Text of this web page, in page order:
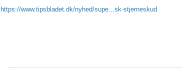
https://www.tipsbladet.dk/nyhed/supe...sk-stjerneskud